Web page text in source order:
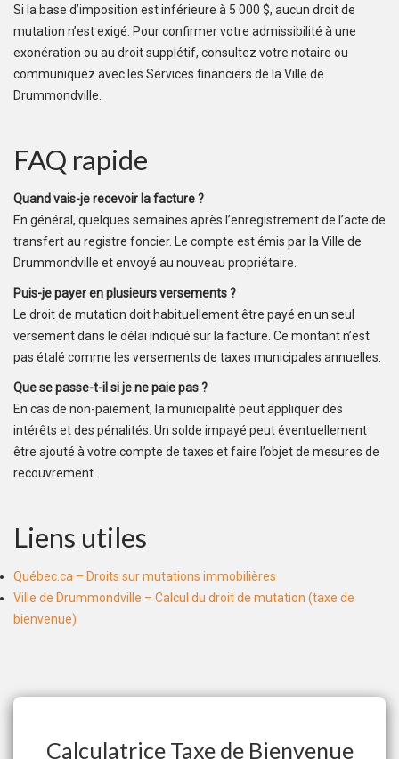
Si la base d’imposition est inférieure à 5 000 $, aucun droit de
mutation n’est exigé. Pour confirmer votre admissibilité à une
exonération ou au droit supplétif, consultez votre notaire ou
communiquez avec les Services financiers de la Ville de
Drummondville.
FAQ rapide
Quand vais-je recevoir la facture ?
En général, quelques semaines après l’enregistrement de l’acte de
transfert au registre foncier. Le compte est émis par la Ville de
Drummondville et envoyé au nouveau propriétaire.
Puis-je payer en plusieurs versements ?
Le droit de mutation doit habituellement être payé en un seul
versement dans le délai indiqué sur la facture. Ce montant n’est
pas étalé comme les versements de taxes municipales annuelles.
Que se passe-t-il si je ne paie pas ?
En cas de non-paiement, la municipalité peut appliquer des
intérêts et des pénalités. Un solde impayé peut éventuellement
être ajouté à votre compte de taxes et faire l’objet de mesures de
recouvrement.
Liens utiles
Québec.ca – Droits sur mutations immobilières
Ville de Drummondville – Calcul du droit de mutation (taxe de
bienvenue)
Calculatrice Taxe de Bienvenue